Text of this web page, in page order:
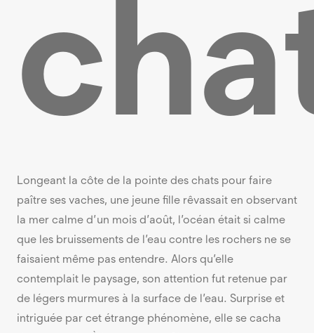
Longeant la côte de la pointe des chats pour faire
paître ses vaches, une jeune fille rêvassait en observant
la mer calme d’un mois d’août, l’océan était si calme
que les bruissements de l’eau contre les rochers ne se
faisaient même pas entendre. Alors qu’elle
contemplait le paysage, son attention fut retenue par
de légers murmures à la surface de l’eau. Surprise et
intriguée par cet étrange phénomène, elle se cacha